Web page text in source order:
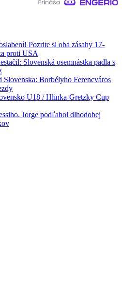
Pozrite si oba zásahy 17-
proti USA
Slovenská osemnástka padla s
Slovenska: Borbélyho Ferencváros
U18 / Hlinka-Gretzky Cup
Jorge podľahol dlhodobej